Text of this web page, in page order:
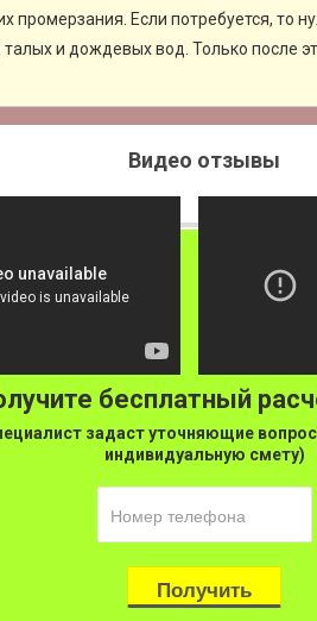
промерзания. Если потребуется, то
талых и дождевых вод. Только после
Видео отзывы
бесплатный
задаст уточняющие
индивидуальную смету)